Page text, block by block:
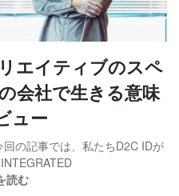
エイティブのスペ
会社で生きる意味
ュー
の記事では、私たちD2C IDが
読む